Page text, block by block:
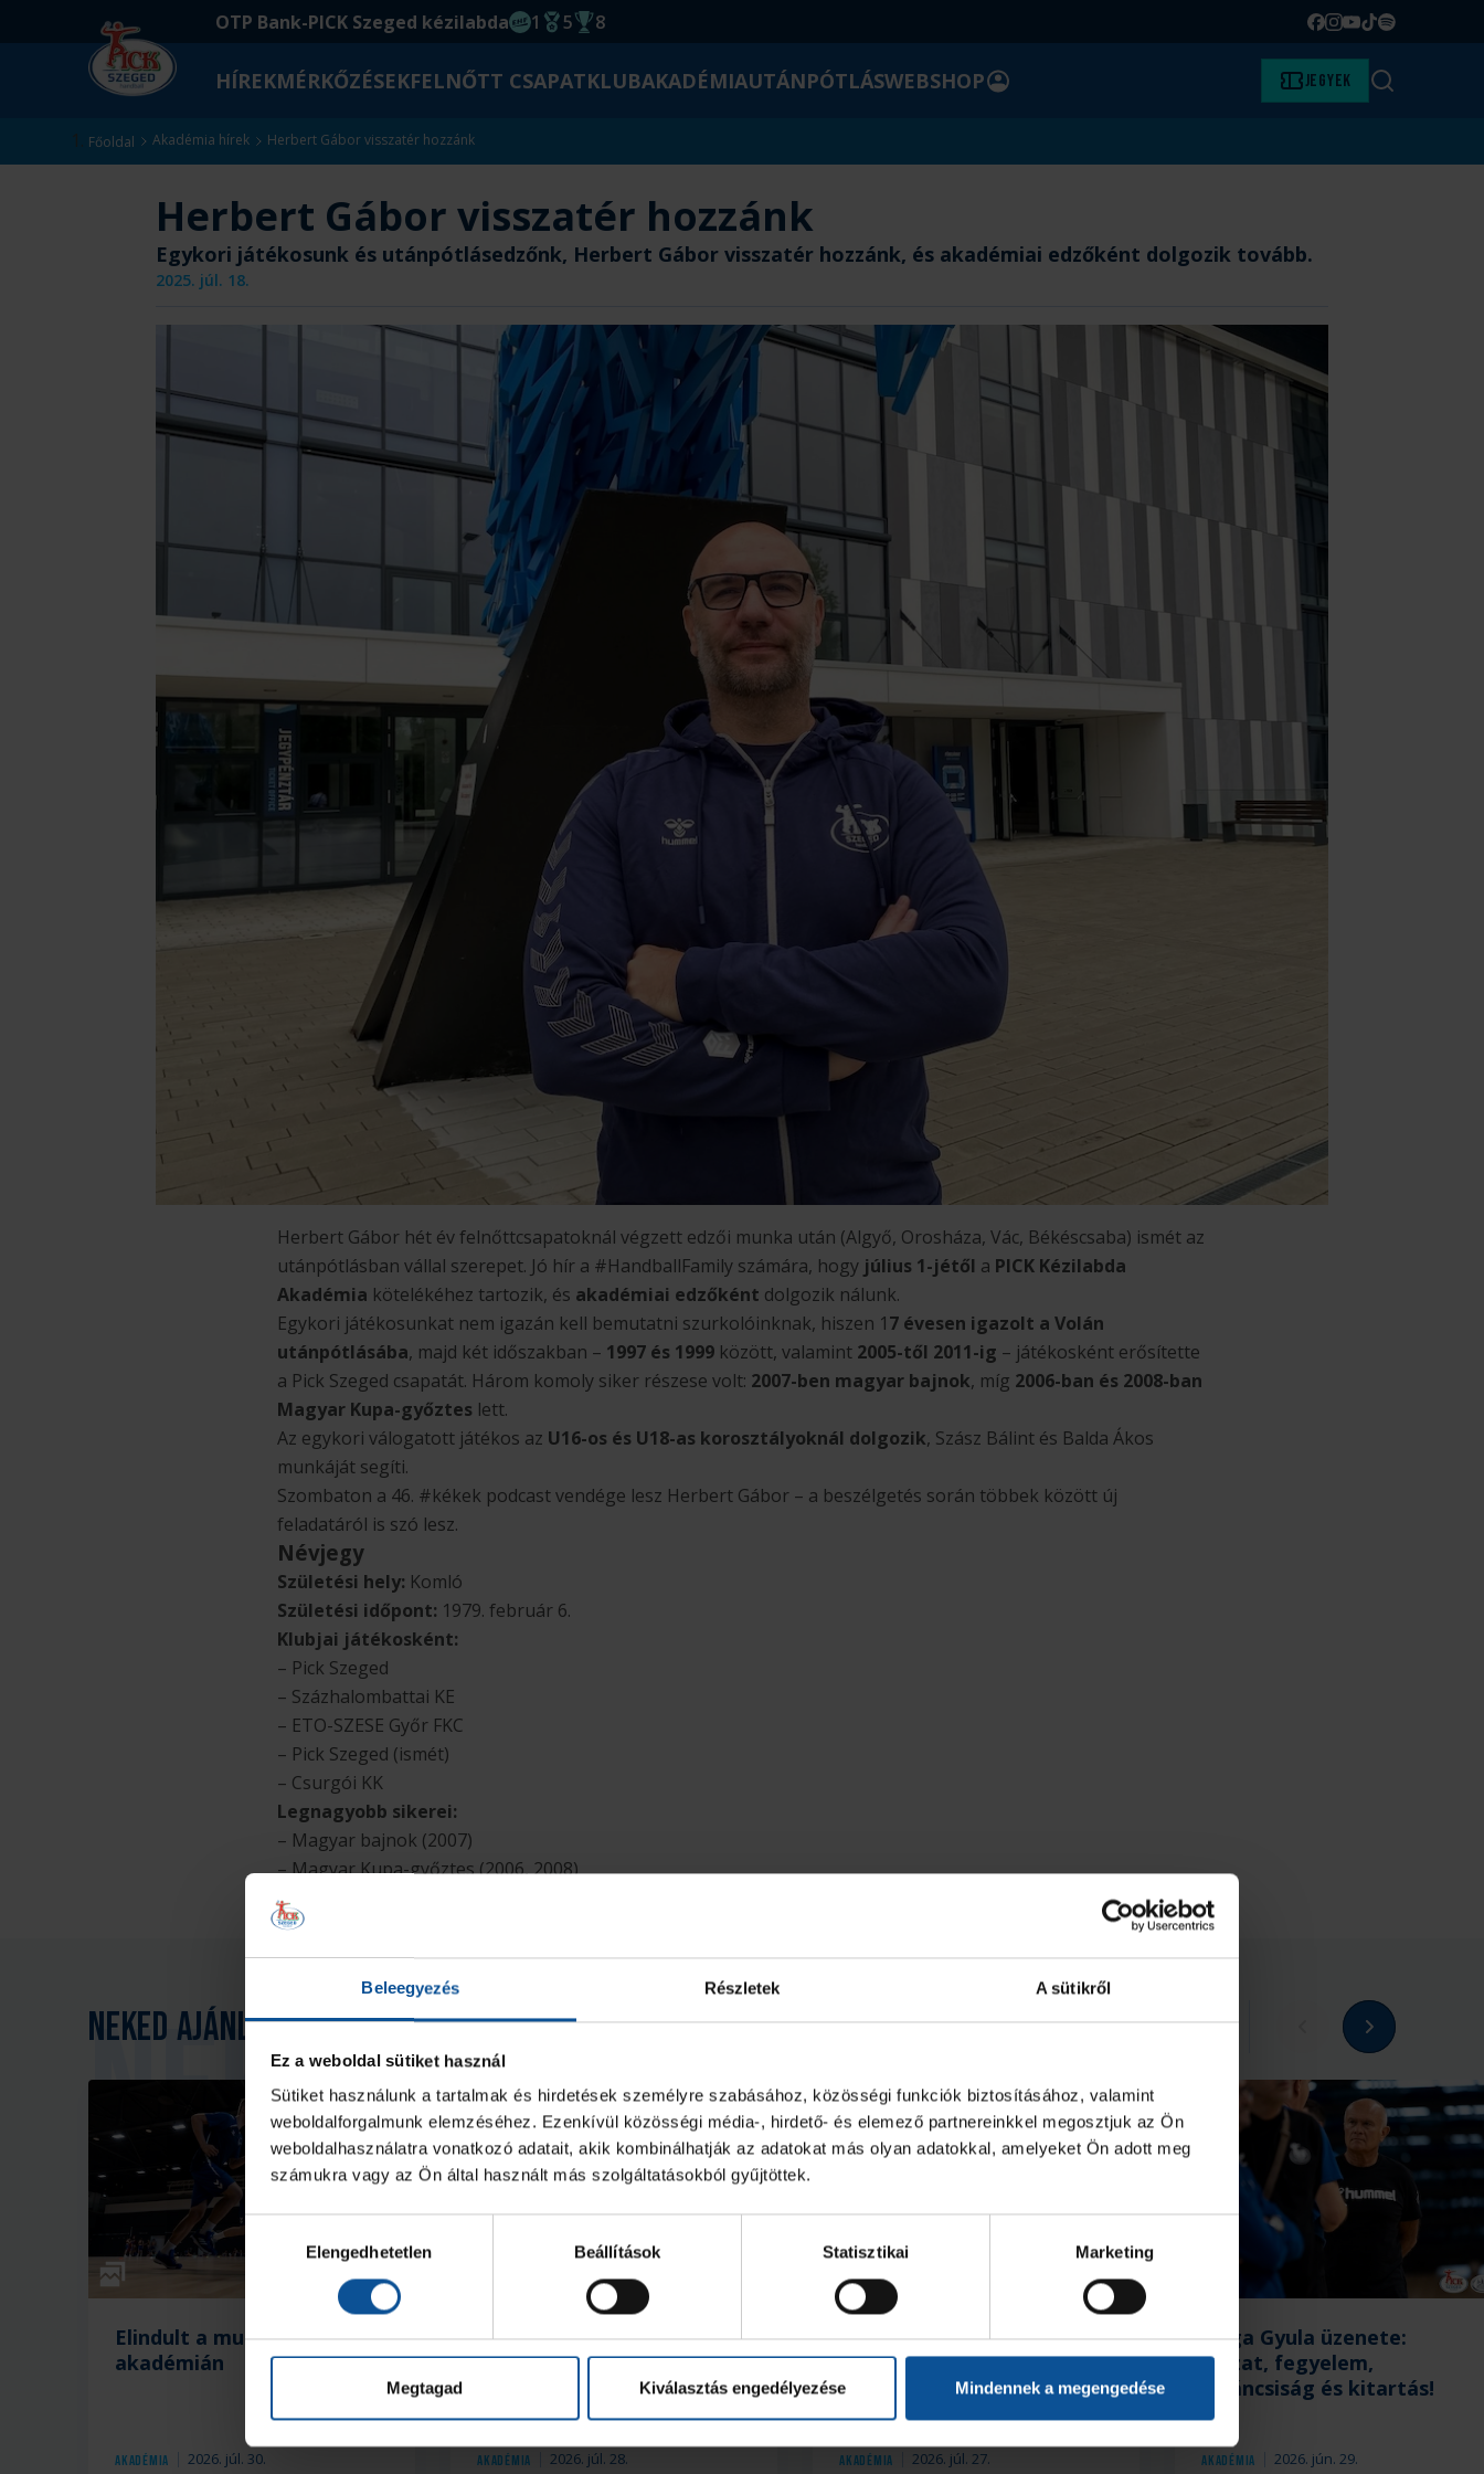
Beleegyezés Részletek A sütikről
Ez a weboldal sütiket használ
Sütiket használunk a tartalmak és hirdetések személyre szabásához, közösségi funkciók biztosításához, valamint
weboldalforgalmunk elemzéséhez. Ezenkívül közösségi média-, hirdető- és elemező partnereinkkel megosztjuk az Ön
weboldalhasználatra vonatkozó adatait, akik kombinálhatják az adatokat más olyan adatokkal, amelyeket Ön adott meg
számukra vagy az Ön által használt más szolgáltatásokból gyűjtöttek.
Hozzájárulás
kiválasztásaElengedhetetlen Beállítások Statisztikai Marketing
Megtagad Kiválasztás engedélyezése Mindennek a megengedése
OTP Bank-PICK Szeged kézilabda
EHF kupagyőzelem 2014
1
Magyar Bajnoki cím
5
Magyar-Kupa győzelem
8 Facebook
Instagram
YouTube
TikTok
Spotify
HÍREKMÉRKŐZÉSEKFELNŐTT CSAPATKLUBAKADÉMIAUTÁNPÓTLÁSWEBSHOPBELÉPÉS Jegyek Keresés
Főoldal Akadémia hírek Herbert Gábor visszatér hozzánk
Herbert Gábor visszatér hozzánk
Egykori játékosunk és utánpótlásedzőnk, Herbert Gábor visszatér hozzánk, és akadémiai edzőként dolgozik tovább.
2025. júl. 18.
Herbert Gábor hét év felnőttcsapatoknál végzett edzői munka után (Algyő, Orosháza, Vác, Békéscsaba) ismét az
utánpótlásban vállal szerepet. Jó hír a #HandballFamily számára, hogy július 1-jétől a PICK Kézilabda
Akadémia kötelékéhez tartozik, és akadémiai edzőként dolgozik nálunk.
Egykori játékosunkat nem igazán kell bemutatni szurkolóinknak, hiszen 17 évesen igazolt a Volán
utánpótlásába, majd két időszakban – 1997 és 1999 között, valamint 2005-től 2011-ig – játékosként erősítette
a Pick Szeged csapatát. Három komoly siker részese volt: 2007-ben magyar bajnok, míg 2006-ban és 2008-ban
Magyar Kupa-győztes lett.
Az egykori válogatott játékos az U16-os és U18-as korosztályoknál dolgozik, Szász Bálint és Balda Ákos
munkáját segíti.
Szombaton a 46. #kékek podcast vendége lesz Herbert Gábor – a beszélgetés során többek között új
feladatáról is szó lesz.
Névjegy
Születési hely: Komló
Születési időpont: 1979. február 6.
Klubjai játékosként:
– Pick Szeged
– Százhalombattai KE
– ETO-SZESE Győr FKC
– Pick Szeged (ismét)
– Csurgói KK
Legnagyobb sikerei:
– Magyar bajnok (2007)
– Magyar Kupa-győztes (2006, 2008)
Válogatottság:
Neked ajánljuk Megnézem az összeset
Galéria
Akadémia 2026. júl. 30.
Elindult a munka az
akadémián
Akadémia 2026. júl. 28.
Két akadémistánk az U18-
as Európa-bajnokságon
Akadémia 2026. júl. 27.
Start az akadémián –
Vladan Jordovics visszatért
Akadémia 2026. jún. 29.
Zsiga Gyula üzenete:
alázat, fegyelem,
kíváncsiság és kitartás!